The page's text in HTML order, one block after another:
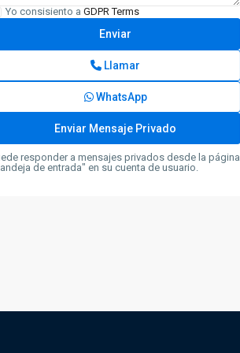
Yo consisiento a GDPR Terms
Llamar
WhatsApp
responder a mensajes privados desde la página
de entrada" en su cuenta de usuario.